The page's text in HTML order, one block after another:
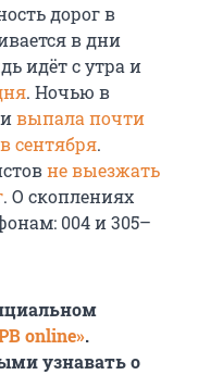
дорог в
в дни
идёт с утра и
. Ночью в
выпала почти
сентября.
не выезжать
. О скоплениях
004 и 305–
online».
узнавать о